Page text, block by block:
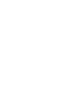
disponible en